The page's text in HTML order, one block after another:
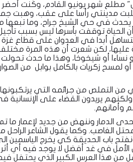
شهر يونيو القادم، وكنت
مدينتي رأسا على عقب، وهبت
يحدث في حي الشيخ جراح، وما
الحياة توقفت بأسرها ليس بسبب
يتساهل أبدا في العدوان على قطاع
عليها، لكن شعرت أن هذه المرة
أو نساءا أو شيخوخا، وهذا ما حدث
لمسح زكريات بالكامل بوابل من
من التملص من جرائمه التي
ولكنهم يريدون القضاء على الإنسانية
وأمانهم.
الدمار وننهض من جديد لإعمار ما تم
الغاصب. وكما يقول الشاعر
باب الحديقة كي يخرج الياسمين الي
في غد أفضل لا يوجد فيه أي أثر
من هذا العرس الكبير الذي يحتفل